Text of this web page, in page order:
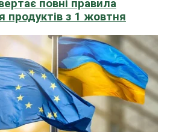
повні правила
продуктів з 1 жовтня